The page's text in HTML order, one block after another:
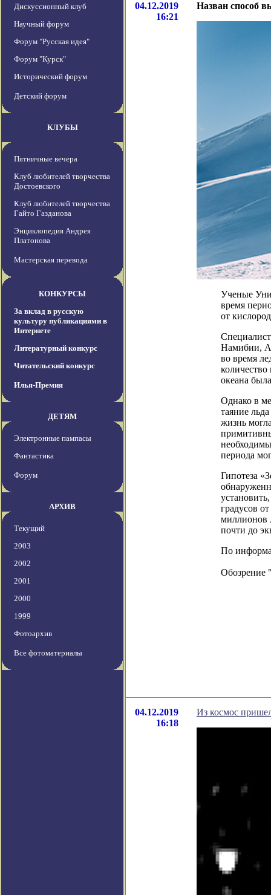
Дискуссионный клуб
Научный форум
Форум "Русская идея"
Форум "Курск"
Исторический форум
Детский форум
КЛУБЫ
Пятничные вечера
Клуб любителей творчества
Достоевского
Клуб любителей творчества
Гайто Газданова
Энциклопедия Андрея
Платонова
Мастерская перевода
КОНКУРСЫ
За вклад в русскую
культуру публикациями в
Интернете
Литературный конкурс
Читательский конкурс
Илья-Премия
ДЕТЯМ
Электронные пампасы
Фантастика
Форум
АРХИВ
Текущий
2003
2002
2001
2000
1999
Фотоархив
Все фотоматериалы
04.12.2019
16:21
Назван способ
Ученые
время
от
Намибии,
во время
океана
Однако в
таяние
жизнь
периода
Гипотеза
градусов
миллионов
почти до
По
Обозрение
04.12.2019
16:18
Из космос